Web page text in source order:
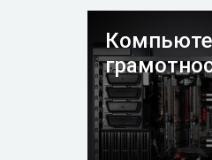
может быть
(предложение).